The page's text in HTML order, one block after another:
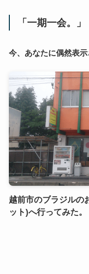
「一期一会。」
今、あなたに偶然表
越前市のブラジルの
ット)へ行ってみた。